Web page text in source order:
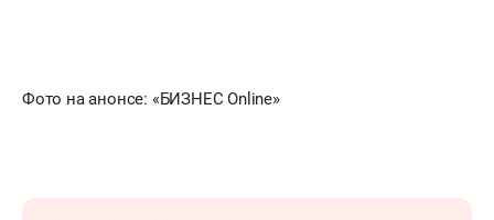
Фото на анонсе: «БИЗНЕС Online»